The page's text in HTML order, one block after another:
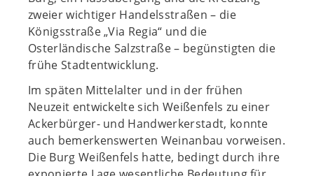
zweier wichtiger Handelsstraßen – die
Königsstraße „Via Regia“ und die
Osterländische Salzstraße – begünstigten die
frühe Stadtentwicklung.
Im späten Mittelalter und in der frühen
Neuzeit entwickelte sich Weißenfels zu einer
Ackerbürger- und Handwerkerstadt, konnte
auch bemerkenswerten Weinanbau vorweisen.
Die Burg Weißenfels hatte, bedingt durch ihre